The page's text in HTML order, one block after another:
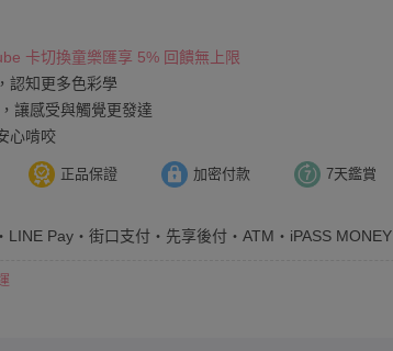
卡切換童樂匯享 5% 回饋無上限
認知更多色彩學
讓感受與觸覺更發達
心啃咬
正品保證 加密付款 7天鑑賞
LINE Pay・街口支付・先享後付・ATM・iPASS MONEY